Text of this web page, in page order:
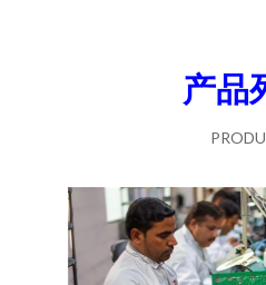
产品